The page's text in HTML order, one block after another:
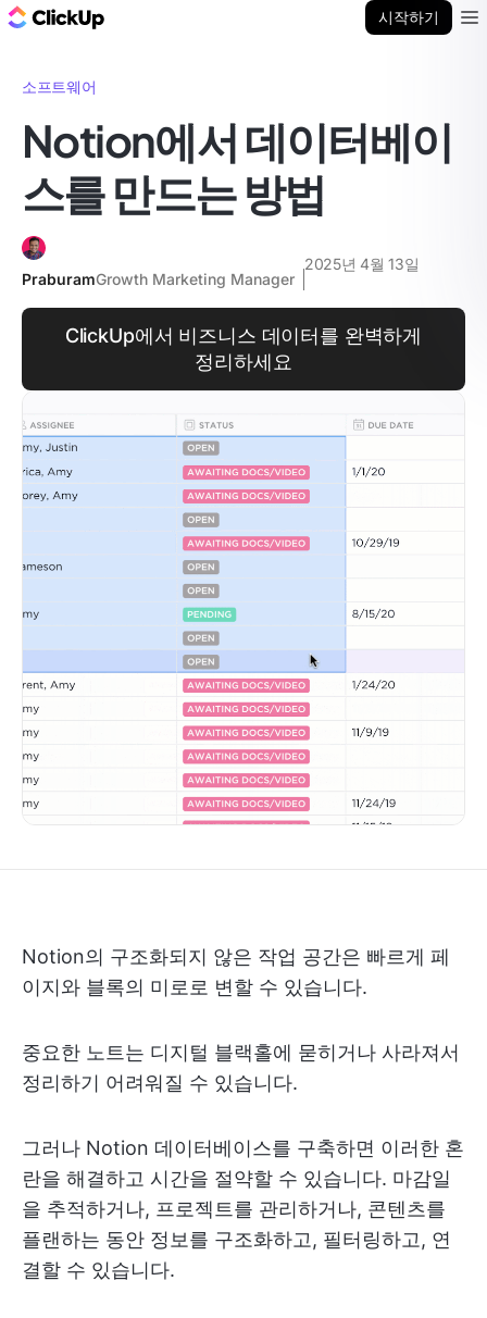
시작하기
소프트웨어
Notion에서 데이터베이
스를 만드는 방법
PraburamGrowth Marketing Manager
2025년 4월 13일
ClickUp에서 비즈니스 데이터를 완벽하게
정리하세요
Notion의 구조화되지 않은 작업 공간은 빠르게 페
이지와 블록의 미로로 변할 수 있습니다.
중요한 노트는 디지털 블랙홀에 묻히거나 사라져서
정리하기 어려워질 수 있습니다.
그러나 Notion 데이터베이스를 구축하면 이러한 혼
란을 해결하고 시간을 절약할 수 있습니다. 마감일
을 추적하거나, 프로젝트를 관리하거나, 콘텐츠를
플랜하는 동안 정보를 구조화하고, 필터링하고, 연
결할 수 있습니다.